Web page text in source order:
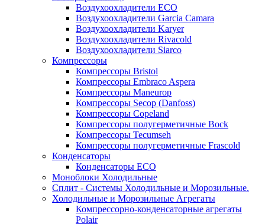
Воздухоохладители ECO
Воздухоохладители Garcia Camara
Воздухоохладители Karyer
Воздухоохладители Rivacold
Воздухоохладители Siarco
Компрессоры
Компрессоры Bristol
Компрессоры Embraco Aspera
Компрессоры Maneurop
Компрессоры Secop (Danfoss)
Компрессоры Copeland
Компрессоры полугерметичные Bock
Компрессоры Tecumseh
Компрессоры полугерметичные Frascold
Конденсаторы
Конденсаторы ECO
Моноблоки Холодильные
Сплит - Системы Холодильные и Морозильные.
Холодильные и Морозильные Агрегаты
Компрессорно-конденсаторные агрегаты
Polair